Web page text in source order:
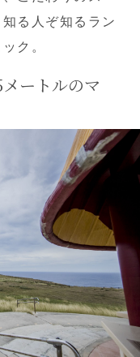
る人ぞ知るラン
ク。
ートルのマ